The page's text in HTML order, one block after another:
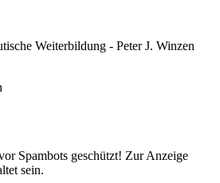
Weiterbildung - Peter J. Winzen
Spambots geschützt! Zur Anzeige
sein.